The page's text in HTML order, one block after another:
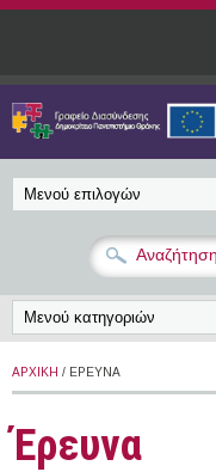
Παράκαμψη προς το
ΑΡΧΙΚΉ / ΈΡΕΥΝΑ
Έρευνα